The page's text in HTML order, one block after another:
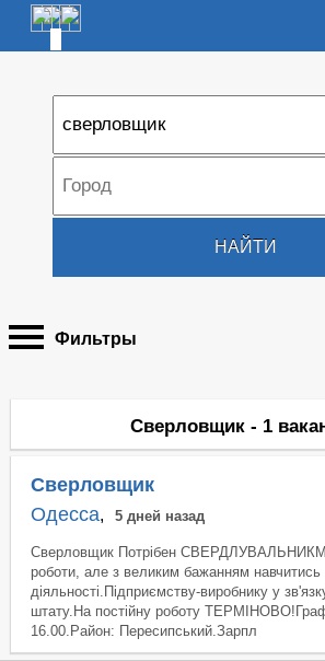
НАЙТИ
Фильтры
Сверловщик - 1
Сверловщик
Одесса, 5 дней назад
Сверловщик Потрібен
роботи, але з великим бажанням навчитись
діяльності.Підприємству-виробнику у
штату.На постійну роботу
16.00.Район: Пересипський.Зарпл